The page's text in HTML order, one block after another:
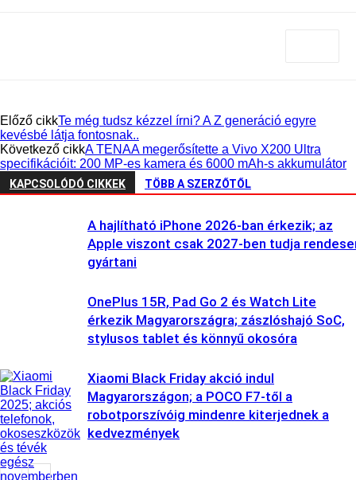
Előző cikkTe még tudsz kézzel írni? A Z generáció egyre
kevésbé látja fontosnak..
Következő cikkA TENAA megerősítette a Vivo X200 Ultra
specifikációit: 200 MP-es kamera és 6000 mAh-s akkumulátor
KAPCSOLÓDÓ CIKKEK TÖBB A SZERZŐTŐL
A hajlítható iPhone 2026-ban érkezik; az
Apple viszont csak 2027-ben tudja
gyártani
OnePlus 15R, Pad Go 2 és Watch Lite
érkezik Magyarországra; zászlóshajó SoC,
stylusos tablet és könnyű okosóra
Xiaomi Black Friday akció indul
Magyarországon; a POCO F7-től a
robotporszívóig mindenre kiterjednek a
kedvezmények